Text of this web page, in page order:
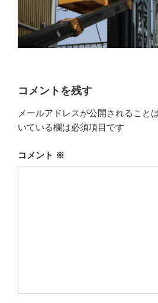
コメントを残す
メールアドレスが公開されること
いている欄は必須項目です
コメント ※